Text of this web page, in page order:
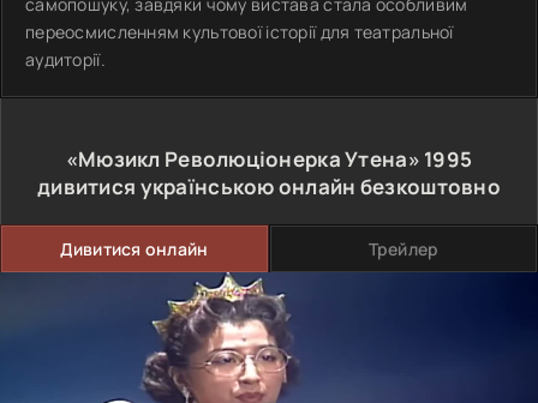
переосмисленням культової історії для театральної
аудиторії.
«Мюзикл Революціонерка Утена» 1995
дивитися українською онлайн безкоштовно
Дивитися онлайн Трейлер